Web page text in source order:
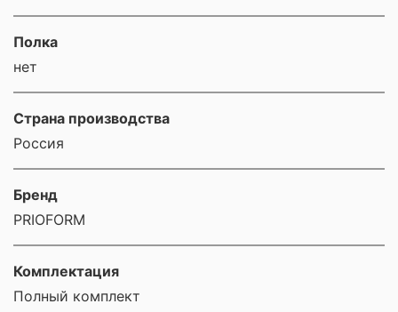
Полка
нет
Страна производства
Россия
Бренд
PRIOFORM
Комплектация
Полный комплект